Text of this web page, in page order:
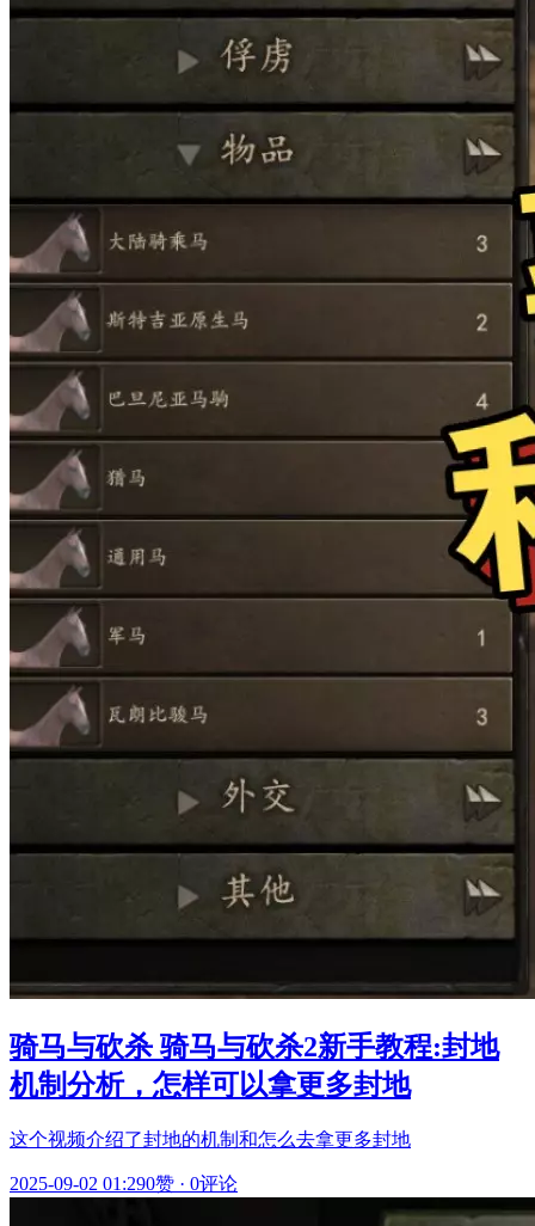
骑马与砍杀 骑马与砍杀2新手教程:封地
机制分析，怎样可以拿更多封地
这个视频介绍了封地的机制和怎么去拿更多封地
2025-09-02 01:290赞 · 0评论